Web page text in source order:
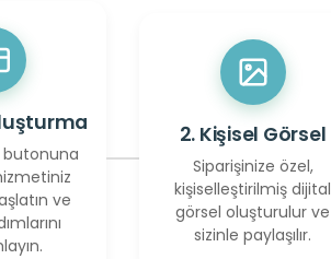
butonuna
ve
2. Kişisel Görsel
Siparişinize özel,
kişiselleştirilmiş dijital
görsel oluşturulur ve
sizinle paylaşılır.